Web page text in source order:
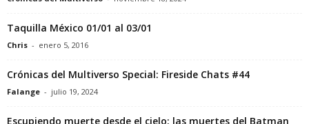
Taquilla México 01/01 al 03/01
Chris - enero 5, 2016
Crónicas del Multiverso Special: Fireside Chats #44
Falange - julio 19, 2024
Escupiendo muerte desde el cielo: las muertes del Batman